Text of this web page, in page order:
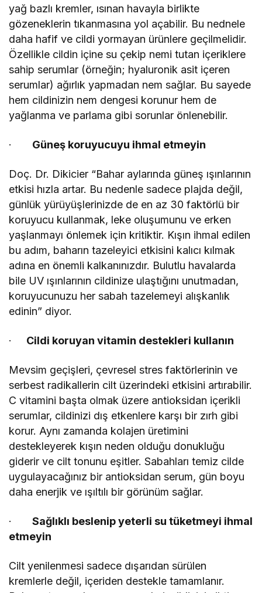
yağ bazlı kremler, ısınan havayla birlikte
gözeneklerin tıkanmasına yol açabilir. Bu nednele
daha hafif ve cildi yormayan ürünlere geçilmelidir.
Özellikle cildin içine su çekip nemi tutan içeriklere
sahip serumlar (örneğin; hyaluronik asit içeren
serumlar) ağırlık yapmadan nem sağlar. Bu sayede
hem cildinizin nem dengesi korunur hem de
yağlanma ve parlama gibi sorunlar önlenebilir.
· Güneş koruyucuyu ihmal etmeyin
Doç. Dr. Dikicier “Bahar aylarında güneş ışınlarının
etkisi hızla artar. Bu nedenle sadece plajda değil,
günlük yürüyüşlerinizde de en az 30 faktörlü bir
koruyucu kullanmak, leke oluşumunu ve erken
yaşlanmayı önlemek için kritiktir. Kışın ihmal edilen
bu adım, baharın tazeleyici etkisini kalıcı kılmak
adına en önemli kalkanınızdır. Bulutlu havalarda
bile UV ışınlarının cildinize ulaştığını unutmadan,
koruyucunuzu her sabah tazelemeyi alışkanlık
edinin” diyor.
· Cildi koruyan vitamin destekleri kullanın
Mevsim geçişleri, çevresel stres faktörlerinin ve
serbest radikallerin cilt üzerindeki etkisini artırabilir.
C vitamini başta olmak üzere antioksidan içerikli
serumlar, cildinizi dış etkenlere karşı bir zırh gibi
korur. Aynı zamanda kolajen üretimini
destekleyerek kışın neden olduğu donukluğu
giderir ve cilt tonunu eşitler. Sabahları temiz cilde
uygulayacağınız bir antioksidan serum, gün boyu
daha enerjik ve ışıltılı bir görünüm sağlar.
·Sağlıklı beslenip yeterli su tüketmeyi ihmal
etmeyin
Cilt yenilenmesi sadece dışarıdan sürülen
kremlerle değil, içeriden destekle tamamlanır.